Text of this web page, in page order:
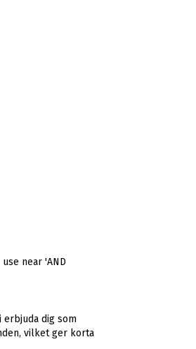
near 'AND
erbjuda dig som
vilket ger korta